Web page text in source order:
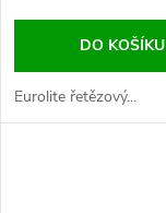
DO KOŠÍKU
Eurolite řetězový...